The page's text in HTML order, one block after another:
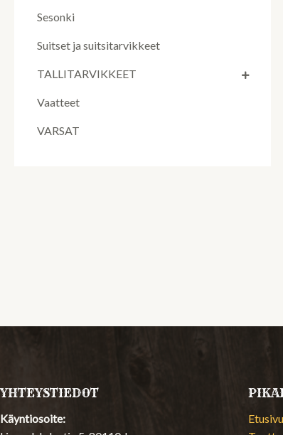
Sesonki
Suitset ja suitsitarvikkeet
TALLITARVIKKEET
Vaatteet
VARSAT
YHTEYSTIEDOT
Käyntiosoite:
Etusivu